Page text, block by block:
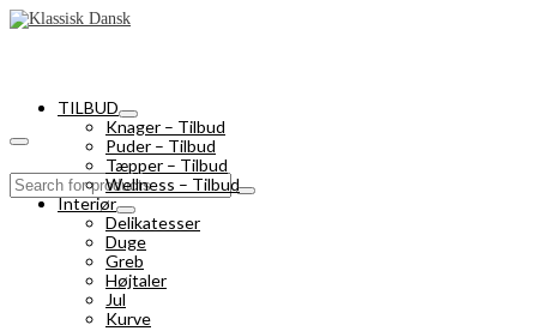
Search
for:
TILBUD
Knager – Tilbud
Puder – Tilbud
Tæpper – Tilbud
Wellness – Tilbud
Interiør
Delikatesser
Duge
Greb
Højtaler
Jul
Kurve